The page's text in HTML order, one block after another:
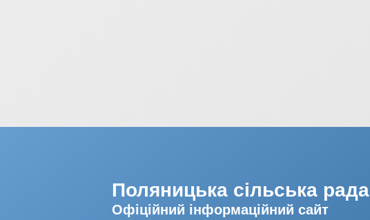
Поляницька сільська рада
Офіційний інформаційний сайт